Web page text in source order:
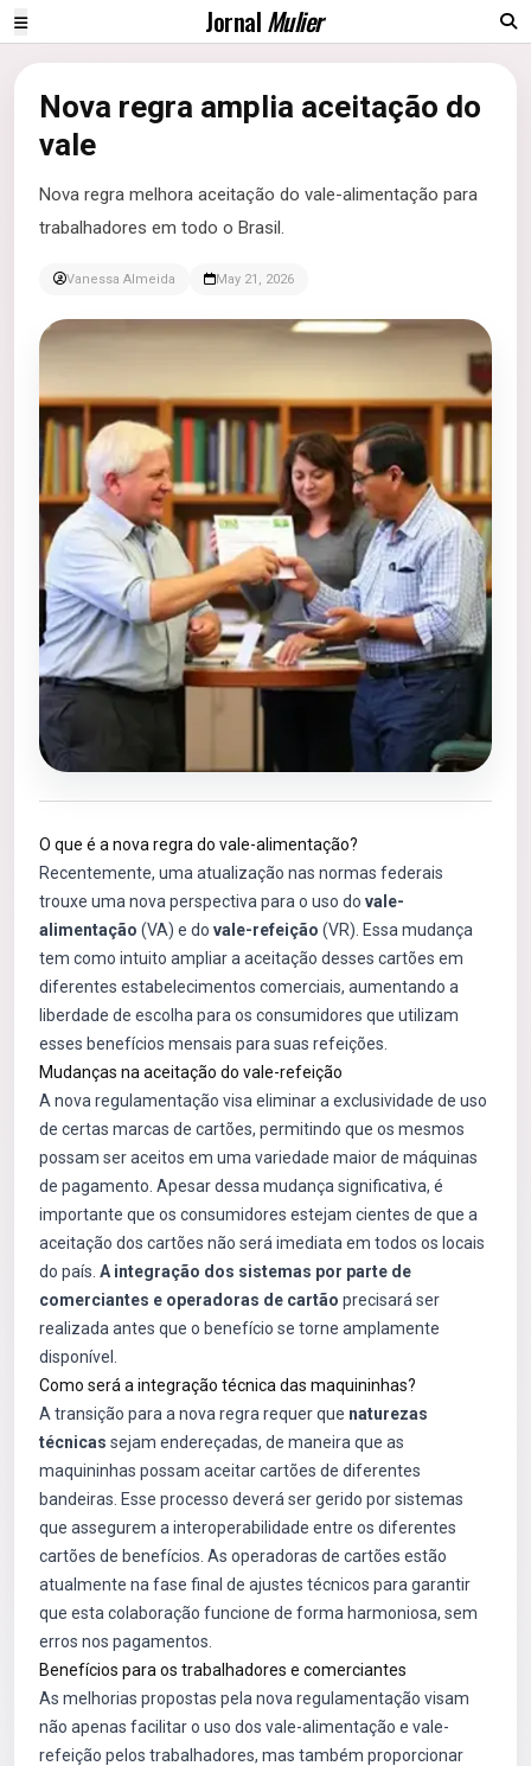
JornalMulier
Nova regra amplia aceitação do
vale
Nova regra melhora aceitação do vale-alimentação para
trabalhadores em todo o Brasil.
Vanessa Almeida May 21, 2026
O que é a nova regra do vale-alimentação?
Recentemente, uma atualização nas normas federais
trouxe uma nova perspectiva para o uso do vale-
alimentação (VA) e do vale-refeição (VR). Essa mudança
tem como intuito ampliar a aceitação desses cartões em
diferentes estabelecimentos comerciais, aumentando a
liberdade de escolha para os consumidores que utilizam
esses benefícios mensais para suas refeições.
Mudanças na aceitação do vale-refeição
A nova regulamentação visa eliminar a exclusividade de uso
de certas marcas de cartões, permitindo que os mesmos
possam ser aceitos em uma variedade maior de máquinas
de pagamento. Apesar dessa mudança significativa, é
importante que os consumidores estejam cientes de que a
aceitação dos cartões não será imediata em todos os locais
do país. A integração dos sistemas por parte de
comerciantes e operadoras de cartão precisará ser
realizada antes que o benefício se torne amplamente
disponível.
Como será a integração técnica das maquininhas?
A transição para a nova regra requer que naturezas
técnicas sejam endereçadas, de maneira que as
maquininhas possam aceitar cartões de diferentes
bandeiras. Esse processo deverá ser gerido por sistemas
que assegurem a interoperabilidade entre os diferentes
cartões de benefícios. As operadoras de cartões estão
atualmente na fase final de ajustes técnicos para garantir
que esta colaboração funcione de forma harmoniosa, sem
erros nos pagamentos.
Benefícios para os trabalhadores e comerciantes
As melhorias propostas pela nova regulamentação visam
não apenas facilitar o uso dos vale-alimentação e vale-
refeição pelos trabalhadores, mas também proporcionar